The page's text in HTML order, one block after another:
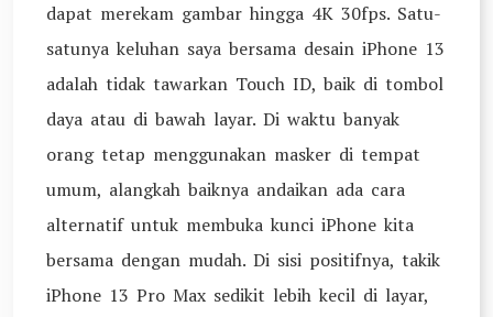
dapat merekam gambar hingga 4K 30fps. Satu-
satunya keluhan saya bersama desain iPhone 13
adalah tidak tawarkan Touch ID, baik di tombol
daya atau di bawah layar. Di waktu banyak
orang tetap menggunakan masker di tempat
umum, alangkah baiknya andaikan ada cara
alternatif untuk membuka kunci iPhone kita
bersama dengan mudah. Di sisi positifnya, takik
iPhone 13 Pro Max sedikit lebih kecil di layar,